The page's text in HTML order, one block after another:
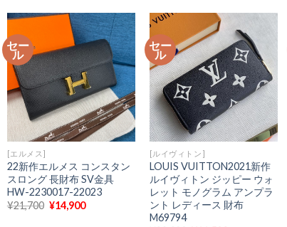
は
¥30,400
し
た。
格
は
¥22,980
で
す。
¥30,400
で
し
た。
は
¥22,980
で
す。
セー
ル
[エルメス]
22新作エルメス コンスタン
スロング 長財布 SV金具
HW-2230017-22023
¥21,700 元
¥14,900現
セー
ル
[ルイヴィトン]
LOUIS VUITTON2021新作
ルイヴィトン ジッピー ウォ
レット モノグラム アンプラ
ント レディース 財布
M69794